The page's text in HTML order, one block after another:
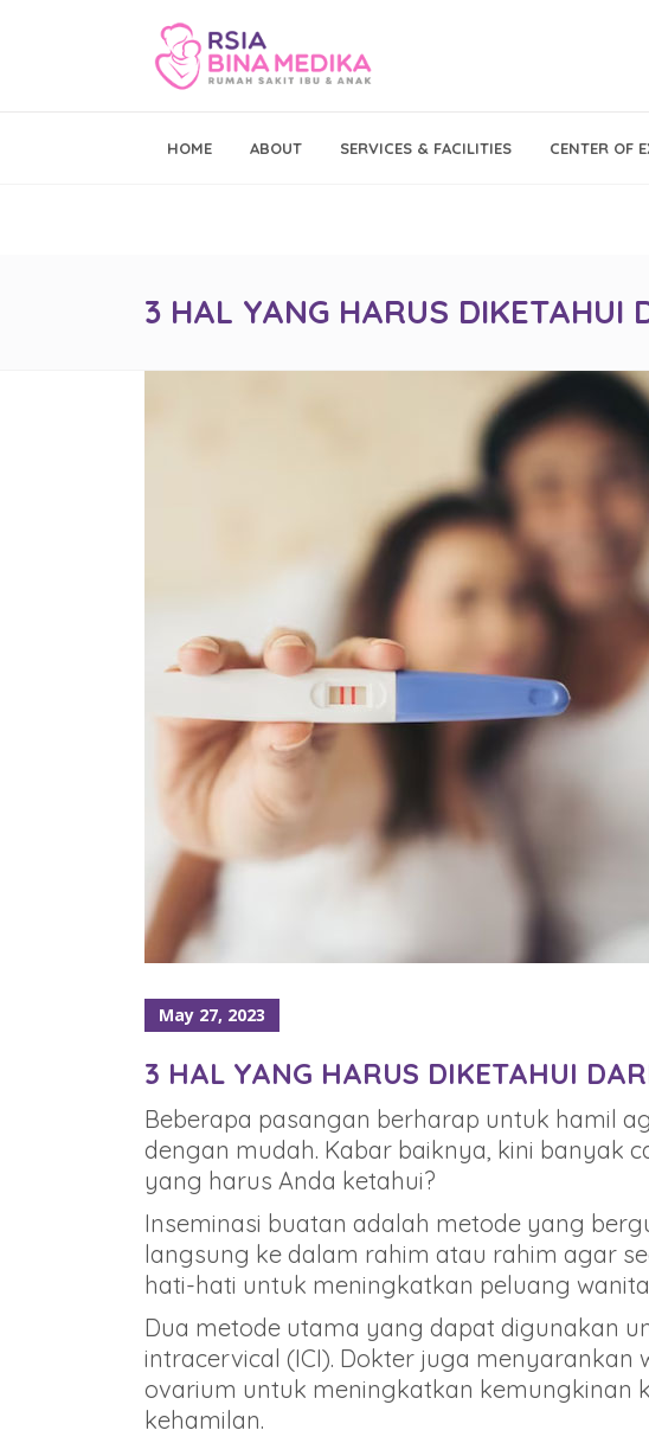
Emergency Call
Call
HOME ABOUT SERVICES & FACILITIES CENTER OF
3 HAL YANG HARUS DIKETAHUI
May 27, 2023
3 HAL YANG HARUS DIKETAHUI
Beberapa pasangan berharap untuk hamil
dengan mudah. Kabar baiknya, kini banyak
yang harus Anda ketahui?
Inseminasi buatan adalah metode yang
langsung ke dalam rahim atau rahim agar
hati-hati untuk meningkatkan peluang
Dua metode utama yang dapat digunakan
intracervical (ICI). Dokter juga
ovarium untuk meningkatkan kemungkinan
kehamilan.